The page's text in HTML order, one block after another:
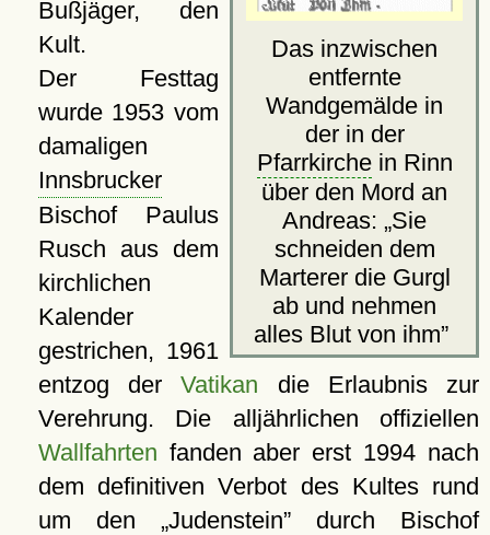
Das inzwischen
entfernte
Wandgemälde in
der in der
Pfarrkirchein Rinn
über den Mord an
Andreas: Sie
schneiden dem
Marterer die Gurgl
ab und nehmen
alles Blut von ihm
Bußjäger, den
Kult.
Der Festtag
wurde 1953 vom
damaligen
Innsbrucker
Bischof Paulus
Rusch aus dem
kirchlichen
Kalender
gestrichen, 1961
entzog derVatikan die Erlaubnis zur
Verehrung. Die alljährlichen offiziellen
Wallfahrten fanden aber erst 1994 nach
dem definitiven Verbot des Kultes rund
um den
Judenstein durch Bischof